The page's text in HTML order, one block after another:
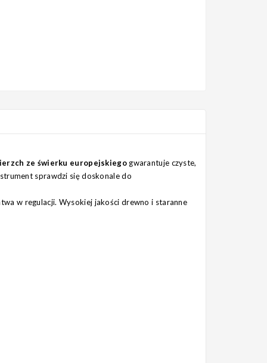
ze świerku europejskiegogwarantuje czyste,
sprawdzi się doskonale do
w regulacji. Wysokiej jakości drewno i staranne